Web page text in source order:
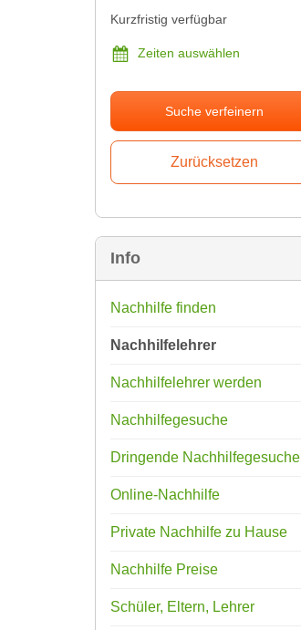
Kurzfristig verfügbar
Zeiten auswählen
Suche verfeinern
Info
Nachhilfe finden
Nachhilfelehrer
Nachhilfelehrer werden
Nachhilfegesuche
Dringende Nachhilfegesuche
Online-Nachhilfe
Private Nachhilfe zu Hause
Nachhilfe Preise
Schüler, Eltern, Lehrer